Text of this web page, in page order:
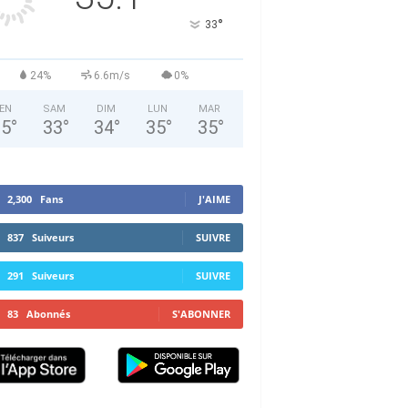
33°
24% 6.6m/s 0%
°
SAM
33°
DIM
34°
LUN
35°
MAR
35°
2,300 Fans J'AIME
837 Suiveurs SUIVRE
291 Suiveurs SUIVRE
83 Abonnés S'ABONNER